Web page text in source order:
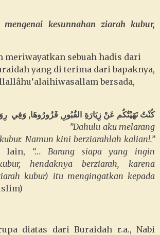
kesunnahan ziarah kubur,
sebuah hadis dari
yang di terima dari bapaknya,
bersada,
كُنْتُ نَهَيْتُكُم عَنْ زِيَارَةِ القُبُورِ, فَزُورُوهَا, وَفِي
”Dahulu aku melarang
Namun kini berziarahlah kalian!.”
lain, “... Barang siapa yang ingin
hendaknya berziarah, karena
kubur) itu mengingatkan kepada
diatas dari Buraidah r.a., Nabi